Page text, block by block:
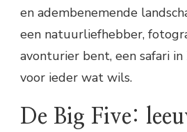
en adembenemende
een natuurliefhebber,
avonturier bent, een safari
voor ieder wat wils.
De Big Five: